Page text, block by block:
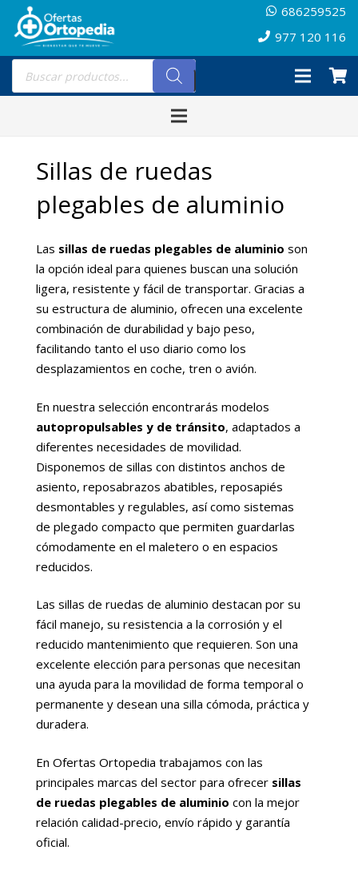
686259525
977 120 116
Búsqueda
productos
Sillas de ruedas
plegables de aluminio
Las sillas de ruedas plegables de aluminio son
la opción ideal para quienes buscan una solución
ligera, resistente y fácil de transportar. Gracias a
su estructura de aluminio, ofrecen una excelente
combinación de durabilidad y bajo peso,
facilitando tanto el uso diario como los
desplazamientos en coche, tren o avión.
En nuestra selección encontrarás modelos
autopropulsables y de tránsito, adaptados a
diferentes necesidades de movilidad.
Disponemos de sillas con distintos anchos de
asiento, reposabrazos abatibles, reposapiés
desmontables y regulables, así como sistemas
de plegado compacto que permiten guardarlas
cómodamente en el maletero o en espacios
reducidos.
Las sillas de ruedas de aluminio destacan por su
fácil manejo, su resistencia a la corrosión y el
reducido mantenimiento que requieren. Son una
excelente elección para personas que necesitan
una ayuda para la movilidad de forma temporal o
permanente y desean una silla cómoda, práctica y
duradera.
En Ofertas Ortopedia trabajamos con las
principales marcas del sector para ofrecer sillas
de ruedas plegables de aluminio con la mejor
relación calidad-precio, envío rápido y garantía
oficial.